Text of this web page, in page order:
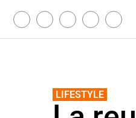
LIFESTYLE